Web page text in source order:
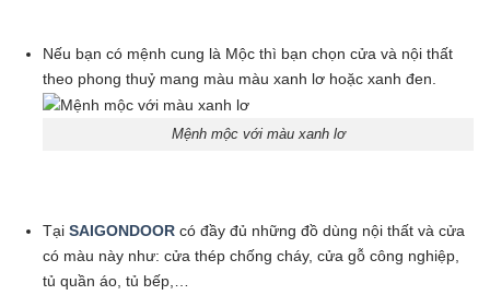
Nếu bạn có mệnh cung là Mộc thì bạn chọn cửa và nội thất
theo phong thuỷ mang màu màu xanh lơ hoặc xanh đen.
Mệnh mộc với màu xanh lơ
TạiSAIGONDOOR có đầy đủ những đồ dùng nội thất và cửa
có màu này như: cửa thép chống cháy, cửa gỗ công nghiệp,
tủ quần áo, tủ bếp,…